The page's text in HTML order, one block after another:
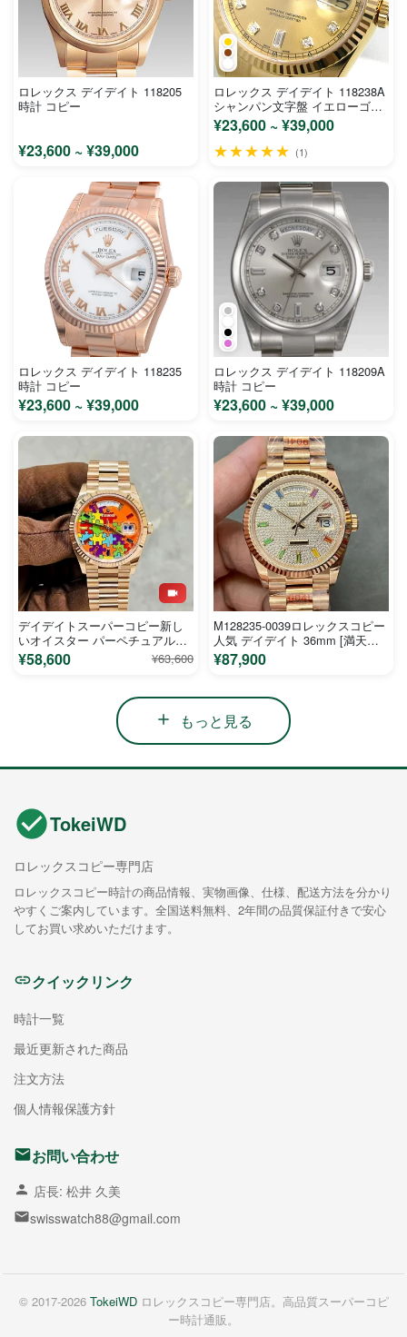
ロレックス デイデイト 118205
時計 コピー
¥23,600 ~ ¥39,000
ロレックス デイデイト 118238A
シャンパン文字盤 イエローゴー
ルド メンズ 時計 コピー
¥23,600 ~ ¥39,000
★★★★★ (1)
ロレックス デイデイト 118235
時計 コピー
¥23,600 ~ ¥39,000
ロレックス デイデイト 118209A
時計 コピー
¥23,600 ~ ¥39,000
デイデイトスーパーコピー新し
いオイスター パーペチュアルジ
グソーパズルボード 128238MA
¥58,600 ¥63,600
M128235-0039ロレックスコピー
人気 デイデイト 36mm [満天の
星] 3255搭載 904L
¥87,900
もっと見る
TokeiWD
ロレックスコピー専門店
ロレックスコピー時計の商品情報、実物画像、仕様、配送方法を分かり
やすくご案内しています。全国送料無料、2年間の品質保証付きで安心
してお買い求めいただけます。
クイックリンク
時計一覧
最近更新された商品
注文方法
個人情報保護方針
お問い合わせ
店長: 松井 久美
swisswatch88@gmail.com
© 2017-2026 TokeiWDロレックスコピー専門店。高品質スーパーコピ
ー時計通販。